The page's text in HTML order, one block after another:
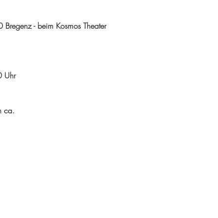
- beim Kosmos Theater
Uhr
ca.